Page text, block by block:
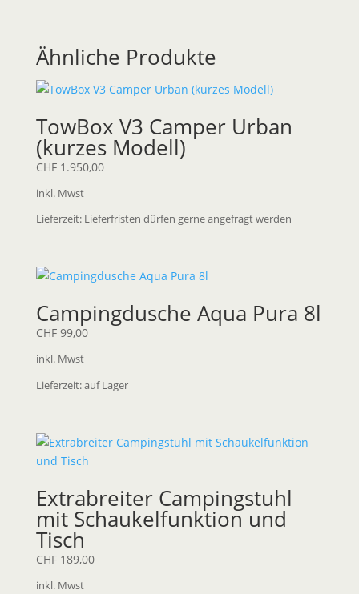
Ähnliche Produkte
TowBox V3 Camper Urban
(kurzes Modell)
CHF1.950,00
inkl. Mwst
Lieferzeit: Lieferfristen dürfen gerne angefragt werden
Campingdusche Aqua Pura 8l
CHF99,00
inkl. Mwst
Lieferzeit:auf Lager
Extrabreiter Campingstuhl
mit Schaukelfunktion und
Tisch
CHF189,00
inkl. Mwst